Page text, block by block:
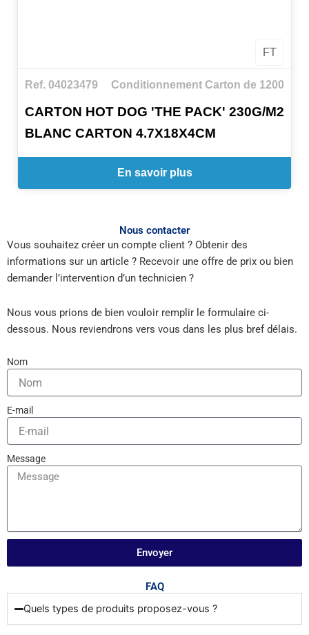
FT
Ref. 04023479 Conditionnement Carton de 1200
CARTON HOT DOG 'THE PACK' 230G/M2
BLANC CARTON 4.7X18X4CM
En savoir plus
Nous contacter
Vous souhaitez créer un compte client ? Obtenir des
informations sur un article ? Recevoir une offre de prix ou bien
demander l’intervention d’un technicien ?
Nous vous prions de bien vouloir remplir le formulaire ci-
dessous. Nous reviendrons vers vous dans les plus bref délais.
Nom
E-mail
Message
Envoyer
FAQ
Quels types de produits proposez-vous ?